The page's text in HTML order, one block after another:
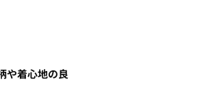
や着心地の良